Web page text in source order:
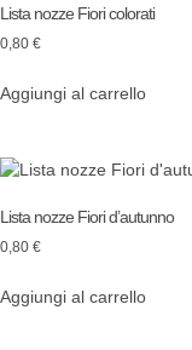
Lista nozze Fiori colorati
0,80 €
Aggiungi al carrello
Lista nozze Fiori d’autunno
0,80 €
Aggiungi al carrello